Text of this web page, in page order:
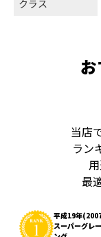
クラス
当店
ラン
最
平成19年
スーパーグレ